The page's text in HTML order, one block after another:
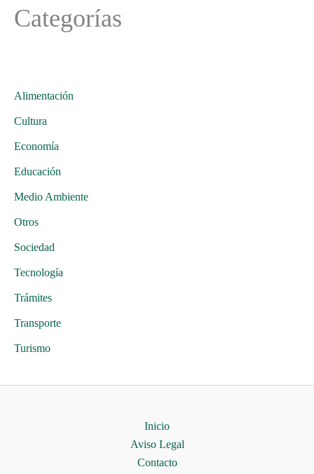
Categorías
Alimentación
Cultura
Economía
Educación
Medio Ambiente
Otros
Sociedad
Tecnología
Trámites
Transporte
Turismo
Inicio
Aviso Legal
Contacto